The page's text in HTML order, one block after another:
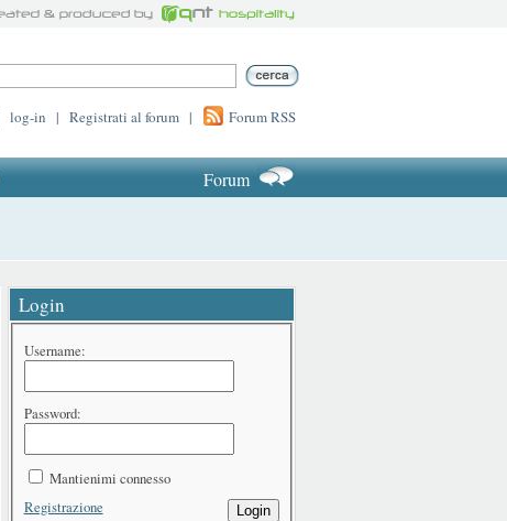
log-in | Registrati al forum | Forum RSS
Forum
Login
Username:
Password:
Mantienimi connesso
Login
Registrazione